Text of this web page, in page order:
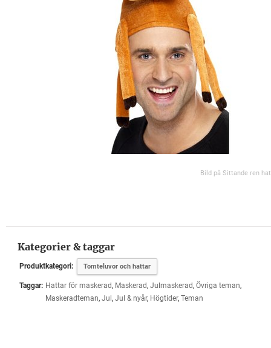
Bild på Sittande ren
Kategorier & taggar
Produktkategori: Tomteluvor och hattar
Taggar: Hattar för maskerad, Maskerad, Julmaskerad, Övriga teman,
Maskeradteman, Jul , Jul & nyår, Högtider, Teman